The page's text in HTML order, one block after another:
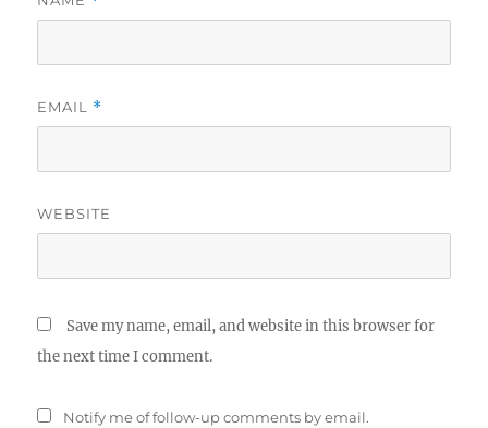
EMAIL *
WEBSITE
Save my name, email, and website in this browser for
the next time I comment.
Notify me of follow-up comments by email.